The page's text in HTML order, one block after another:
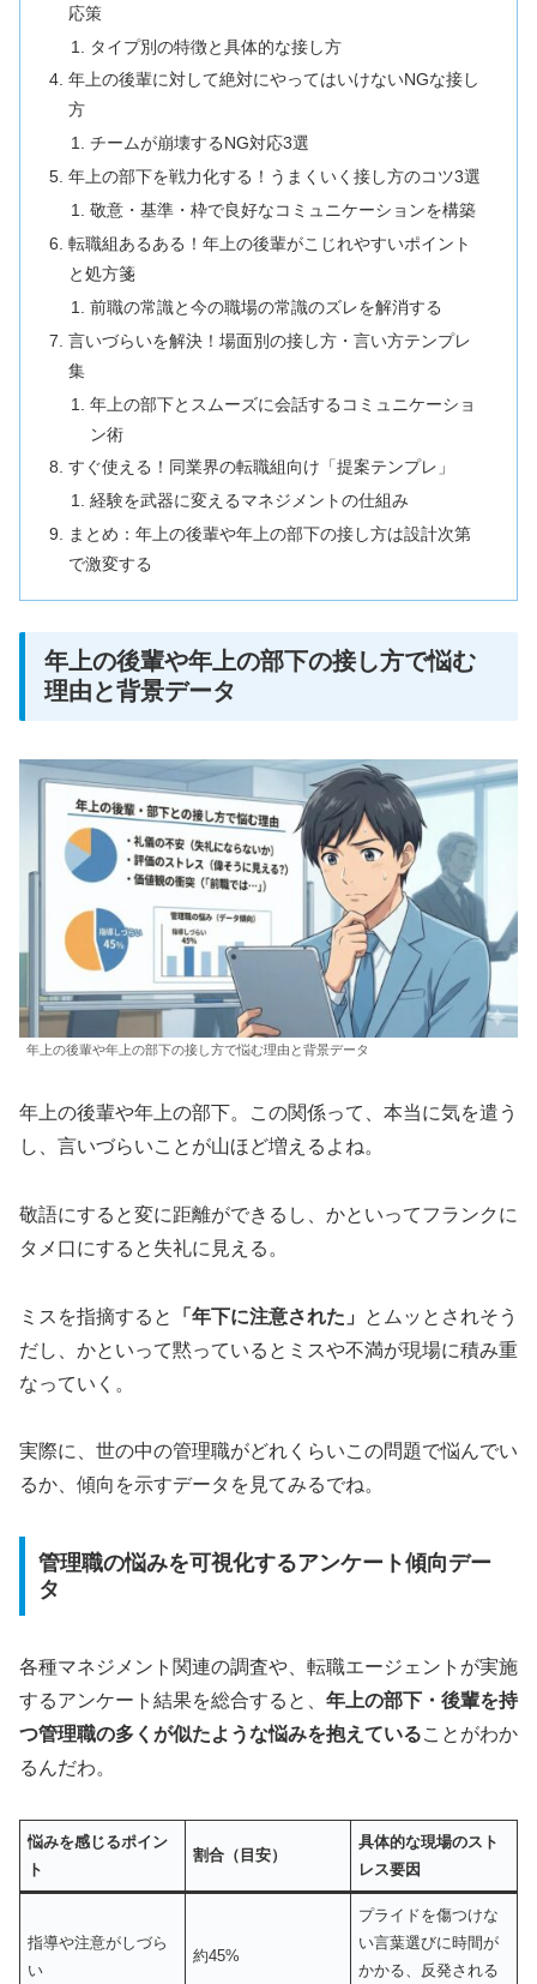
応策
タイプ別の特徴と具体的な接し方
年上の後輩に対して絶対にやってはいけないNGな接し
方
チームが崩壊するNG対応3選
年上の部下を戦力化する！うまくいく接し方のコツ3選
敬意・基準・枠で良好なコミュニケーションを構築
転職組あるある！年上の後輩がこじれやすいポイント
と処方箋
前職の常識と今の職場の常識のズレを解消する
言いづらいを解決！場面別の接し方・言い方テンプレ
集
年上の部下とスムーズに会話するコミュニケーショ
ン術
すぐ使える！同業界の転職組向け「提案テンプレ」
経験を武器に変えるマネジメントの仕組み
まとめ：年上の後輩や年上の部下の接し方は設計次第
で激変する
年上の後輩や年上の部下の接し方で悩む
理由と背景データ
年上の後輩や年上の部下の接し方で悩む理由と背景データ
年上の後輩や年上の部下。この関係って、本当に気を遣う
し、言いづらいことが山ほど増えるよね。
敬語にすると変に距離ができるし、かといってフランクに
タメ口にすると失礼に見える。
ミスを指摘すると 「年下に注意された」
とムッとされそう
だし、かといって黙っているとミスや不満が現場に積み重
なっていく。
実際に、世の中の管理職がどれくらいこの問題で悩んでい
るか、傾向を示すデータを見てみるでね。
管理職の悩みを可視化するアンケート傾向デー
タ
各種マネジメント関連の調査や、転職エージェントが実施
するアンケート結果を総合すると、 年上の部下・後輩を持
つ管理職の多くが似たような悩みを抱えていることがわか
るんだわ。
悩みを感じるポイン
ト
割合（目安）
具体的な現場のスト
レス要因
指導や注意がしづら
い
約45%
プライドを傷つけな
い言葉選びに時間が
かかる、反発される